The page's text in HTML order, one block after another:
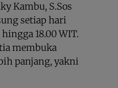
Kambu, S.Sos
setiap hari
18.00 WIT.
membuka
panjang, yakni